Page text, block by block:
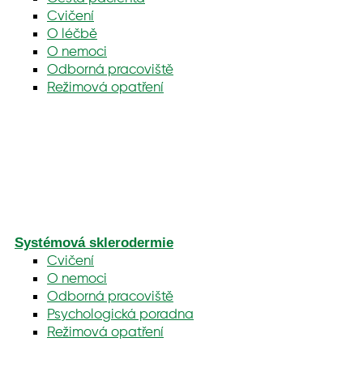
Cvičení
O léčbě
O nemoci
Odborná pracoviště
Režimová opatření
Systémová sklerodermie
Cvičení
O nemoci
Odborná pracoviště
Psychologická poradna
Režimová opatření